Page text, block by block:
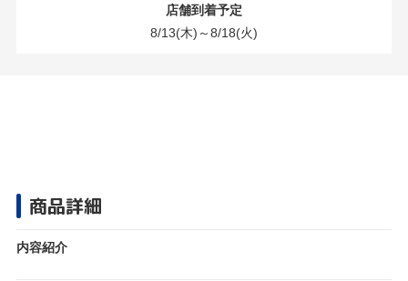
店舗到着予定
8/13(木)～8/18(火)
商品詳細
内容紹介